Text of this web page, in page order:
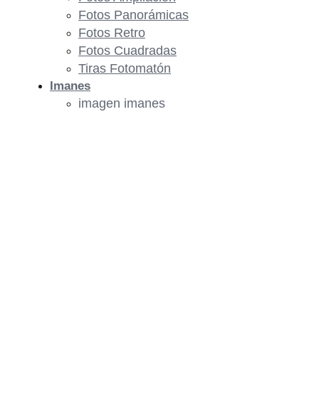
Fotos Panorámicas
Fotos Retro
Fotos Cuadradas
Tiras Fotomatón
Imanes
imagen imanes